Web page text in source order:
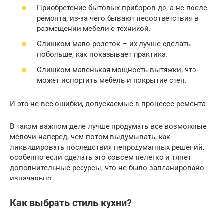
Приобретение бытовых приборов до, а не после
ремонта, из-за чего бывают несоответствия в
размещении мебели с техникой.
Слишком мало розеток – их лучше сделать
побольше, как показывает практика.
Слишком маленькая мощность вытяжки, что
может испортить мебель и покрытие стен.
И это не все ошибки, допускаемые в процессе ремонта
В таком важном деле лучше продумать все возможные
мелочи наперед, чем потом выдумывать, как
ликвидировать последствия непродуманных решений,
особенно если сделать это совсем нелегко и тянет
дополнительные ресурсы, что не было запланировано
изначально
Как выбрать стиль кухни?